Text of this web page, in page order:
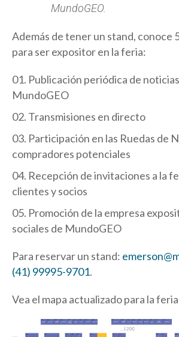
MundoGEO.
Además de tener un stand, conoce
para ser expositor en la feria:
Publicación periódica de
MundoGEO
Transmisiones en directo
Participación en las Ruedas de
compradores potenciales
Recepción de invitaciones a la
clientes y socios
Promoción de la empresa
sociales de MundoGEO
Para reservar un stand:
(41) 99995-9701.
Vea el mapa actualizado para la